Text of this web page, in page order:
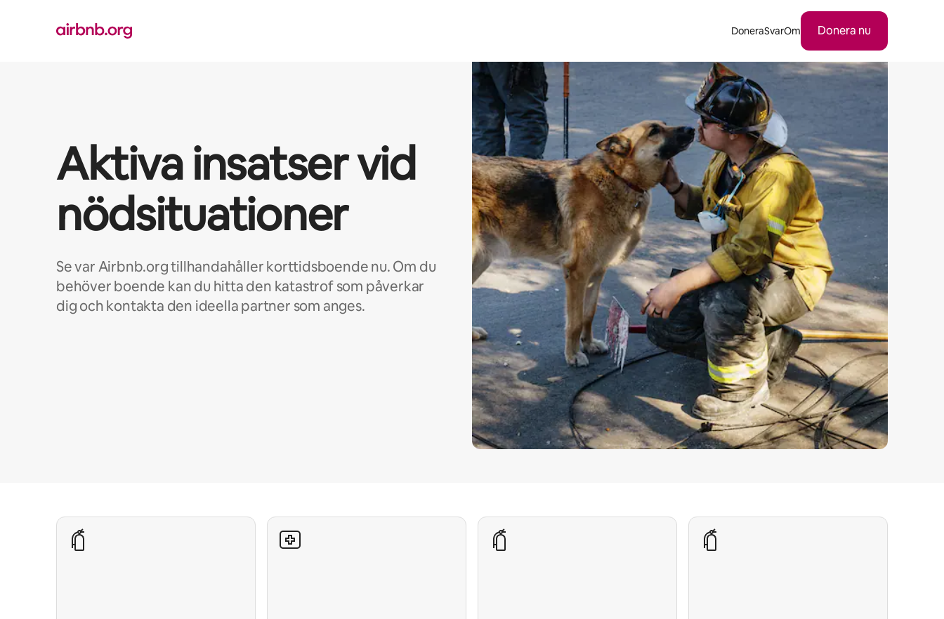
DoneraSvarOm Donera nu
Aktiva insatser vid
nödsituationer
Se var Airbnb.org tillhandahåller korttidsboende nu. Om du
behöver boende kan du hitta den katastrof som påverkar
dig och kontakta den ideella partner som anges.